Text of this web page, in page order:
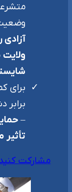
ولایت
برای
برابر
–
مشارکت